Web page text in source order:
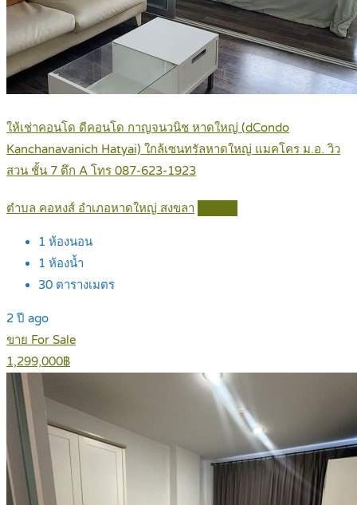
ให้เช่าคอนโด ดีคอนโด กาญจนวนิช หาดใหญ่ (dCondo
Kanchanavanich Hatyai) ใกล้เซนทรัลหาดใหญ่ แมคโคร ม.อ. วิว
สวน ชั้น 7 ตึก A โทร 087-623-1923
ตำบล คอหงส์ อำเภอหาดใหญ่ สงขลา
1 ห้องนอน
1 ห้องน้ำ
30 ตารางเมตร
2 ปี ago
ขาย For Sale
1,299,000฿